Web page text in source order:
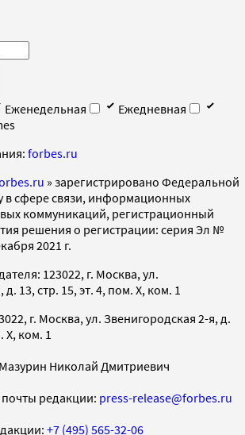
Еженедельная
Ежедневная
forbes.ru
» зарегистрировано Федеральной
в сфере связи, информационных
коммуникаций, регистрационный
решения о регистрации: серия Эл №
2021 г.
123022, г. Москва, ул.
13, стр. 15, эт. 4, пом. X, ком. 1
г. Москва, ул. Звенигородская 2-я, д.
X, ком. 1
Николай Дмитриевич
редакции: press-release@forbes.ru
+7 (495) 565-32-06